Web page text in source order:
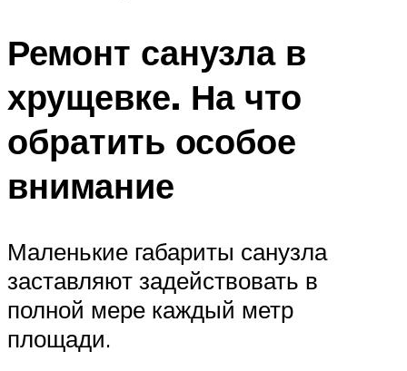
Ремонт санузла в
хрущевке. На что
обратить особое
внимание
Маленькие габариты санузла
заставляют задействовать в
полной мере каждый метр
площади.